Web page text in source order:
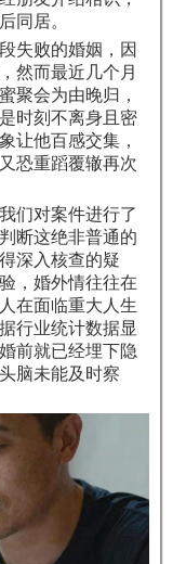
同居。
失败的婚姻，因
然而最近几个月
聚会为由晚归，
时刻不离身且密
让他百感交集，
恐重蹈覆辙再次
们对案件进行了
断这绝非普通的
深入核查的疑
，婚外情往往在
在面临重大人生
行业统计数据显
前就已经埋下隐
脑未能及时察